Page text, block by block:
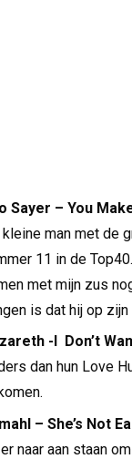
Sayer – You
kleine man met de
11 in de
met mijn zus
is dat hij op
-I Don’t
dan hun Love
– She’s Not
er naar aan staan